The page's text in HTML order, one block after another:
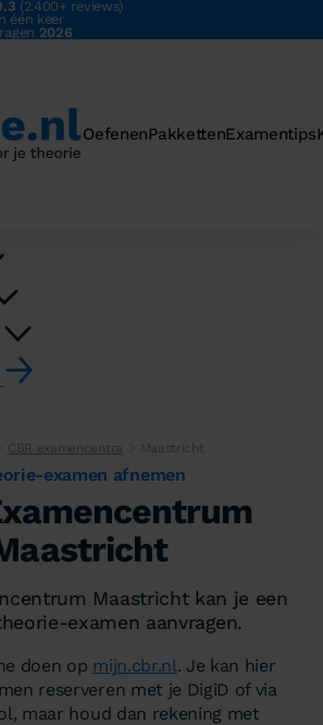
(2.400+ reviews)
één keer
2026
OefenenPakkettenExamentips
CBR examencentra Maastricht
examen afnemen
Maastricht kan je een
examen aanvragen.
doen op mijn.cbr.nl. Je kan hier
reserveren met je DigiD of via
maar houd dan rekening met